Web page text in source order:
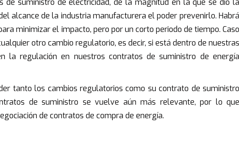
alcance de la industria manufacturera el poder prevenirlo. Habrá
minimizar el impacto, pero por un corto periodo de tiempo. Caso
otro cambio regulatorio, es decir, si está dentro de nuestras
la regulación en nuestros contratos de suministro de energía
tanto los cambios regulatorios como su contrato de suministro
de suministro se vuelve aún más relevante, por lo que
de contratos de compra de energía.